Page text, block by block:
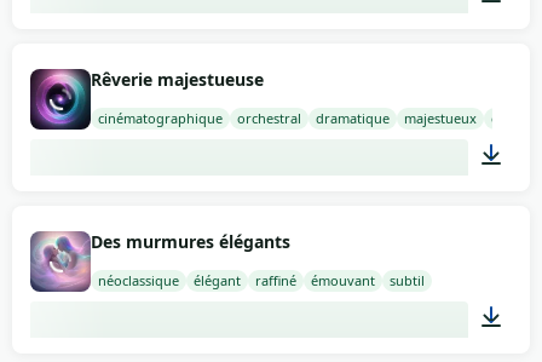
Rêverie majestueuse
cinématographique orchestral dramatique majestueux
Des murmures élégants
néoclassique élégant raffiné émouvant subtil